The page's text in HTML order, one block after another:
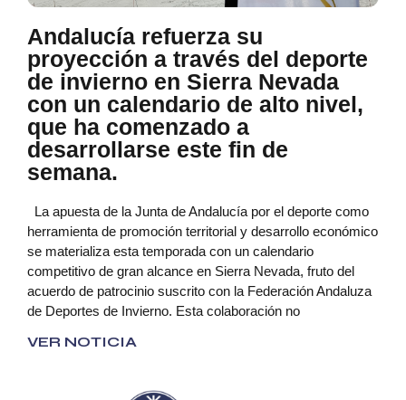
Andalucía refuerza su
proyección a través del deporte
de invierno en Sierra Nevada
con un calendario de alto nivel,
que ha comenzado a
desarrollarse este fin de
semana.
La apuesta de la Junta de Andalucía por el deporte como
herramienta de promoción territorial y desarrollo económico
se materializa esta temporada con un calendario
competitivo de gran alcance en Sierra Nevada, fruto del
acuerdo de patrocinio suscrito con la Federación Andaluza
de Deportes de Invierno. Esta colaboración no
VER NOTICIA